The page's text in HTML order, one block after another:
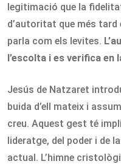
legitimació que la
d’autoritat que més tard
parla com els levites.
l’escolta i es verifica en
Jesús de Natzaret
buida d’ell mateix i
creu. Aquest gest té
lideratge, del poder i de
actual. L’himne